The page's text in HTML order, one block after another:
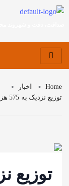
Home
اخبار
توزیع نزدیک به 575 هزار شناس‌نامه برقی طی دو ماه در کشور